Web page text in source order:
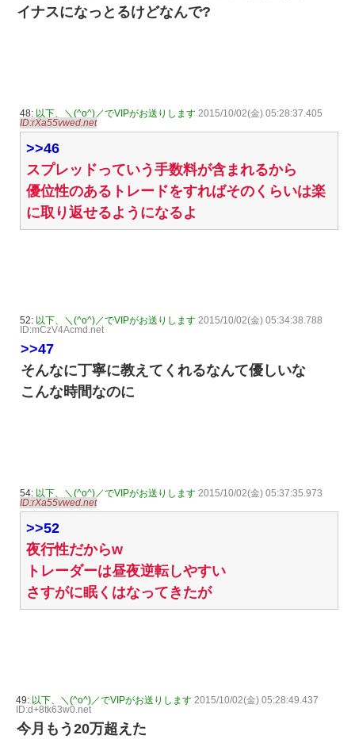
イナスになっとるけどなんで?
48: 以下、＼(^o^)／でVIPがお送りします 2015/10/02(金) 05:28:37.405
ID:rXa55vwed.net
>>46
スプレッドっていう手数料が含まれるから
優位性のあるトレードをすればそのくらいは楽
に取り返せるようになるよ
52: 以下、＼(^o^)／でVIPがお送りします 2015/10/02(金) 05:34:38.788
ID:mCzV4Acmd.net
>>47
そんなに丁寧に教えてくれるなんて優しいな
こんな時間なのに
54: 以下、＼(^o^)／でVIPがお送りします 2015/10/02(金) 05:37:35.973
ID:rXa55vwed.net
>>52
夜行性だからw
トレーダーは昼夜逆転しやすい
さすがに眠くはなってきたが
49: 以下、＼(^o^)／でVIPがお送りします 2015/10/02(金) 05:28:49.437
ID:d+8tk63w0.net
今月もう20万超えた